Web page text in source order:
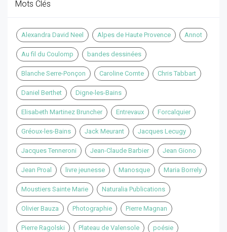
Mots Clés
Alexandra David Neel Alpes de Haute Provence Annot
Au fil du Coulomp bandes dessinées
Blanche Serre-Ponçon Caroline Comte Chris Tabbart
Daniel Berthet Digne-les-Bains
Elisabeth Martinez Bruncher Entrevaux Forcalquier
Gréoux-les-Bains Jack Meurant Jacques Lecugy
Jacques Tenneroni Jean-Claude Barbier Jean Giono
Jean Proal livre jeunesse Manosque Maria Borrely
Moustiers Sainte Marie Naturalia Publications
Olivier Bauza Photographie Pierre Magnan
Pierre Ragolski Plateau de Valensole poésie